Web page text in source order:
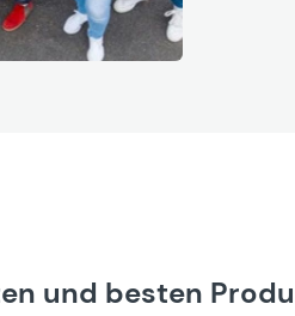
und besten